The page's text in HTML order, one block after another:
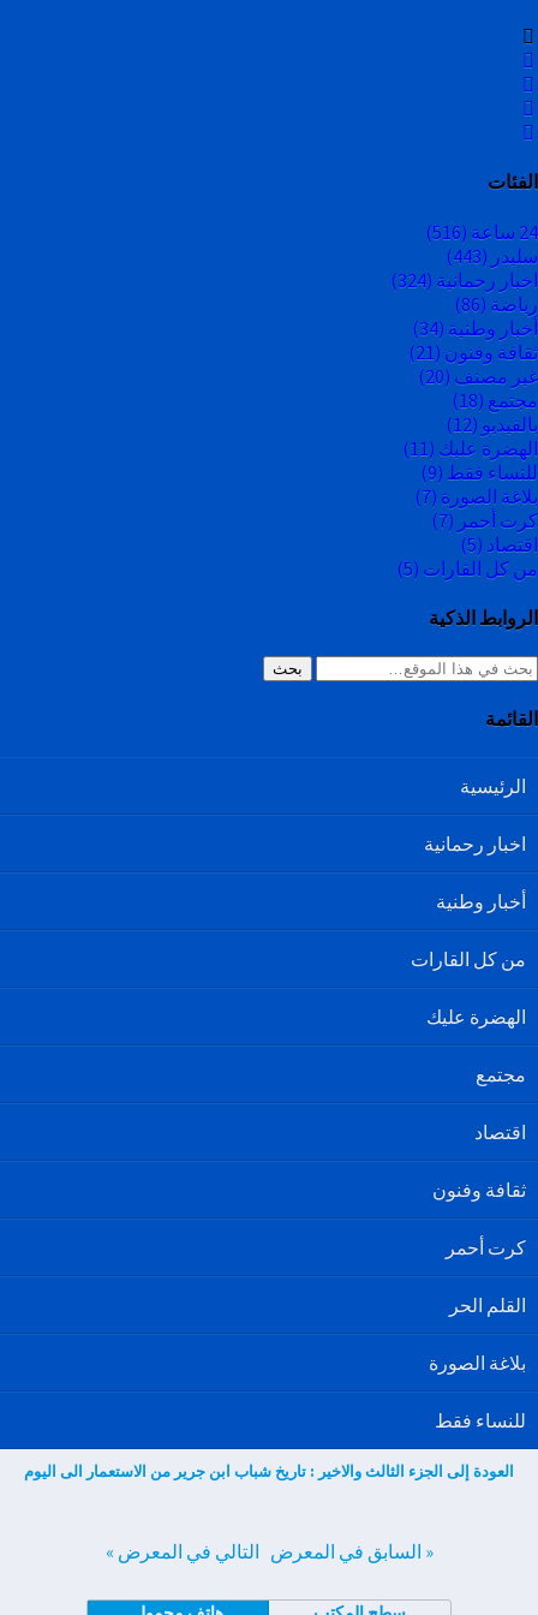
الفئات
24 ساعة
(516)
سليدر (443)
اخبار رحمانية (324)
رياضة (86)
أخبار وطنية (34)
ثقافة وفنون (21)
غير مصنف (20)
مجتمع (18)
بالفيديو (12)
الهضرة عليك (11)
للنساء فقط (9)
بلاغة الصورة (7)
كرت أحمر (7)
اقتصاد (5)
من كل القارات (5)
الروابط الذكية
بحث
القائمة
الرئيسية
اخبار رحمانية
أخبار وطنية
من كل القارات
الهضرة عليك
مجتمع
اقتصاد
ثقافة وفنون
كرت أحمر
القلم الحر
بلاغة الصورة
للنساء فقط
العودة إلى الجزء الثالث والاخير : تاريخ شباب ابن جرير من الاستعمار الى اليوم
« السابق في المعرض التالي في المعرض »